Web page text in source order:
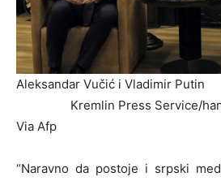
Aleksandar Vučić i
Kremlin Press Service/
Via Afp
“Naravno da postoje i srpski